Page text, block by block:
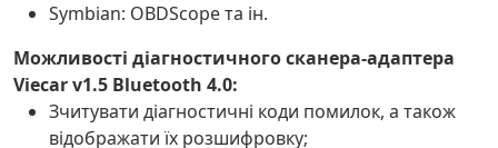
Symbian: OBDScope та ін.
Можливості діагностичного сканера-адаптера
Viecar v1.5 Bluetooth 4.0:
Зчитувати діагностичні коди помилок, а також
відображати їх розшифровку;